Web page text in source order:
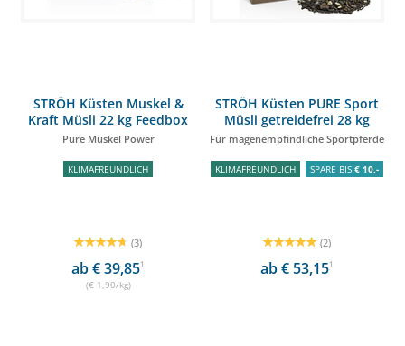
STRÖH Küsten Muskel &
Kraft Müsli 22 kg Feedbox
Pure Muskel Power
KLIMAFREUNDLICH
(3)
ab € 39,851
(€ 1,90/kg)
STRÖH Küsten PURE Sport
Müsli getreidefrei 28 kg
Feedbox
Für magenempfindliche Sportpferde
KLIMAFREUNDLICH SPARE BIS € 10,-
(2)
ab € 53,151